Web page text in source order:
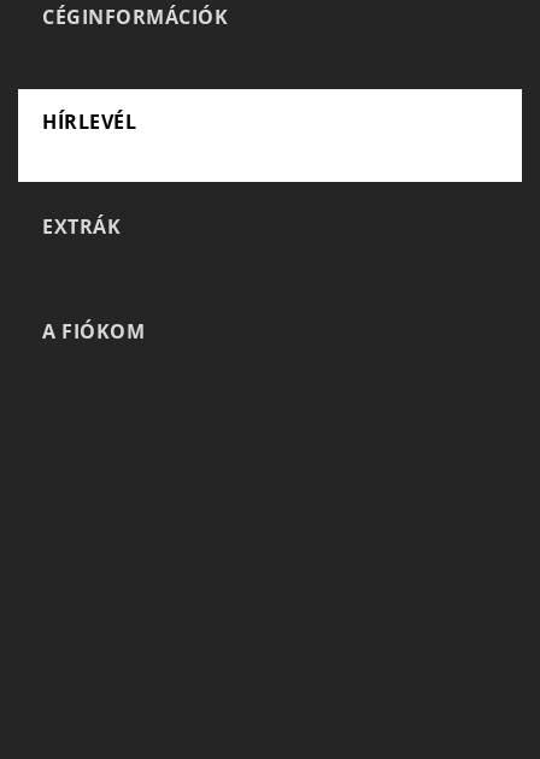
CÉGINFORMÁCIÓK
HÍRLEVÉL
EXTRÁK
A FIÓKOM